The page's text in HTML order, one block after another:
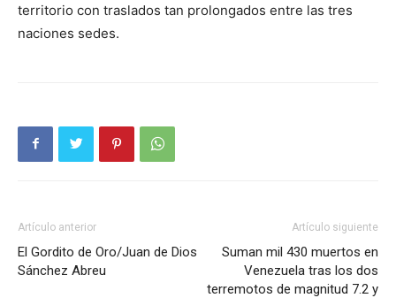
territorio con traslados tan prolongados entre las tres
naciones sedes.
Artículo anterior
El Gordito de Oro/Juan de Dios
Sánchez Abreu
Artículo siguiente
Suman mil 430 muertos en
Venezuela tras los dos
terremotos de magnitud 7.2 y